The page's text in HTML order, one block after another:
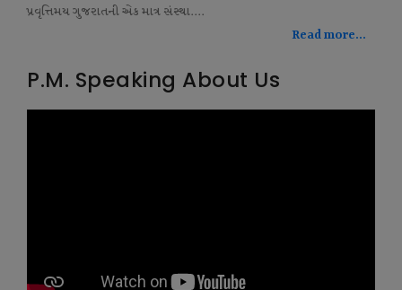
પ્રવૃત્તિમય ગુજરાતની એક માત્ર સંસ્થા....
Read more...
P.M. Speaking About Us